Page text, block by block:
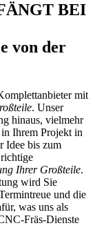
BEI
von der
mit
. Unser
hinaus, vielmehr
Ihrem Projekt in
Idee bis zum
Ihrer Großteile.
wird Sie
und die
was uns als
Fräs-Dienste